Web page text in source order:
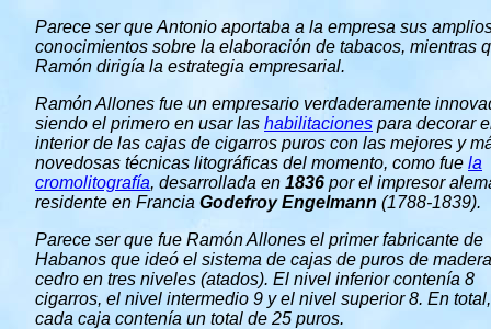
Parece ser que Antonio aportaba a la empresa sus
conocimientos sobre la elaboración de tabacos, mientras
Ramón dirigía la estrategia empresarial.
Ramón Allones fue un empresario verdaderamente
siendo el primero en usar las habilitaciones para decorar
interior de las cajas de cigarros puros con las mejores y
novedosas técnicas litográficas del momento, como fue la
cromolitografía, desarrollada en 1836 por el impresor
residente en Francia Godefroy Engelmann (1788-1839).
Parece ser que fue Ramón Allones el primer fabricante de
Habanos que ideó el sistema de cajas de puros de
cedro en tres niveles (atados). El nivel inferior contenía 8
cigarros, el nivel intermedio 9 y el nivel superior 8. En total,
cada caja contenía un total de 25 puros.